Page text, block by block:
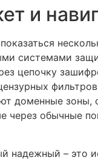
и
системами
цепочку
доменные зоны,
через обычные
надежный – это